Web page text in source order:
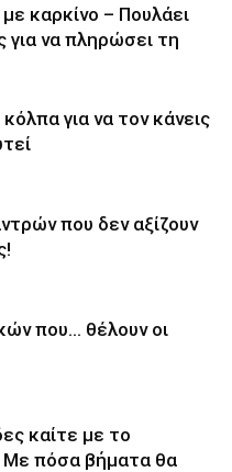
καρκίνο – Πουλάει
για να πληρώσει τη
για να τον κάνεις
που δεν αξίζουν
που… θέλουν οι
καίτε με το
πόσα βήματα θα